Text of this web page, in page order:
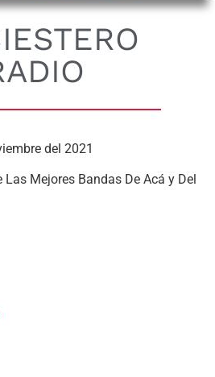
del 2021
Las Mejores Bandas De Acá y Del